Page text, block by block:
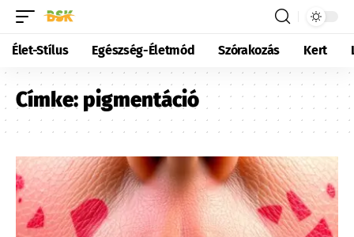
Élet-Stílus Egészség-Életmód Szórakozás Kert
Címke: pigmentáció